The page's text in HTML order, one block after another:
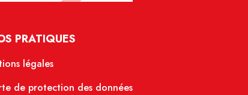
PRATIQUES
légales
de protection des données